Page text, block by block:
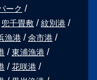
ーク
兜千畳敷
紋別港
漁港
余市港
東浦漁港
花咲港